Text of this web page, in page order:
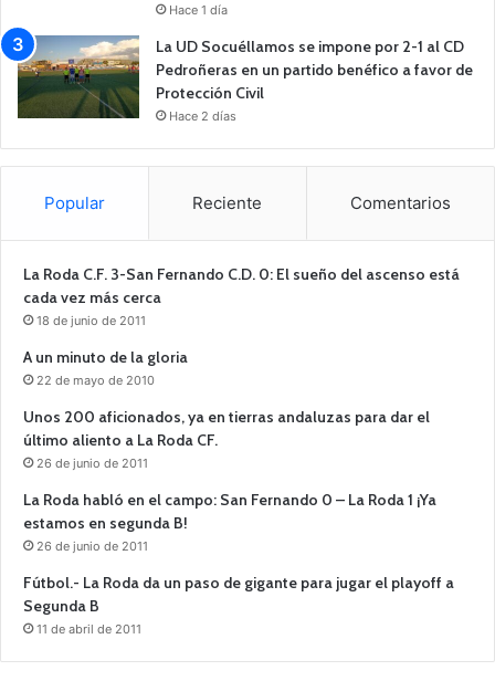
Hace 1 día
La UD Socuéllamos se impone por 2-1 al CD
Pedroñeras en un partido benéfico a favor de
Protección Civil
Hace 2 días
Popular Reciente Comentarios
La Roda C.F. 3-San Fernando C.D. 0: El sueño del ascenso está
cada vez más cerca
18 de junio de 2011
A un minuto de la gloria
22 de mayo de 2010
Unos 200 aficionados, ya en tierras andaluzas para dar el
último aliento a La Roda CF.
26 de junio de 2011
La Roda habló en el campo: San Fernando 0 – La Roda 1 ¡Ya
estamos en segunda B!
26 de junio de 2011
Fútbol.- La Roda da un paso de gigante para jugar el playoff a
Segunda B
11 de abril de 2011